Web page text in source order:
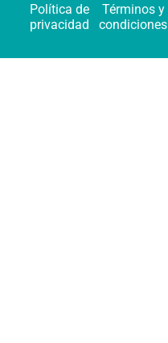
Política de
privacidad
Términos y
condiciones